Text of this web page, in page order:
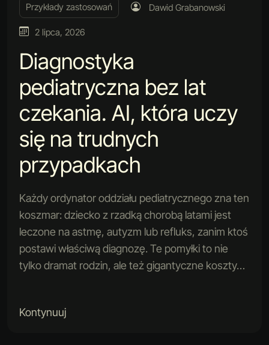
Przykłady zastosowań Dawid Grabanowski
2 lipca, 2026
Diagnostyka
pediatryczna bez lat
czekania. AI, która uczy
się na trudnych
przypadkach
Każdy ordynator oddziału pediatrycznego zna ten
koszmar: dziecko z rzadką chorobą latami jest
leczone na astmę, autyzm lub refluks, zanim ktoś
postawi właściwą diagnozę. Te pomyłki to nie
tylko dramat rodzin, ale też gigantyczne koszty…
Kontynuuj